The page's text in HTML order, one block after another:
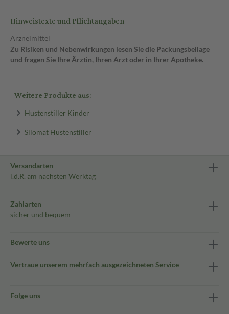
Hinweistexte und Pflichtangaben
Arzneimittel
Zu Risiken und Nebenwirkungen lesen Sie die Packungsbeilage
und fragen Sie Ihre Ärztin, Ihren Arzt oder in Ihrer Apotheke.
Weitere Produkte aus:
Hustenstiller Kinder
Silomat Hustenstiller
Versandarten
i.d.R. am nächsten Werktag
Zahlarten
sicher und bequem
Bewerte uns
Vertraue unserem mehrfach ausgezeichneten Service
Folge uns